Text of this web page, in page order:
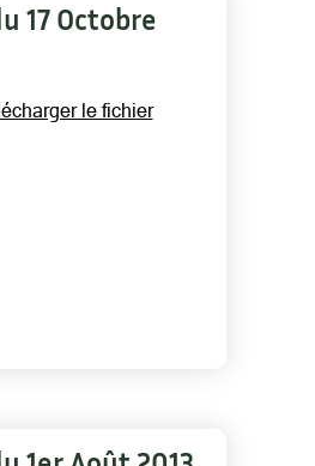
17 Octobre
le fichier